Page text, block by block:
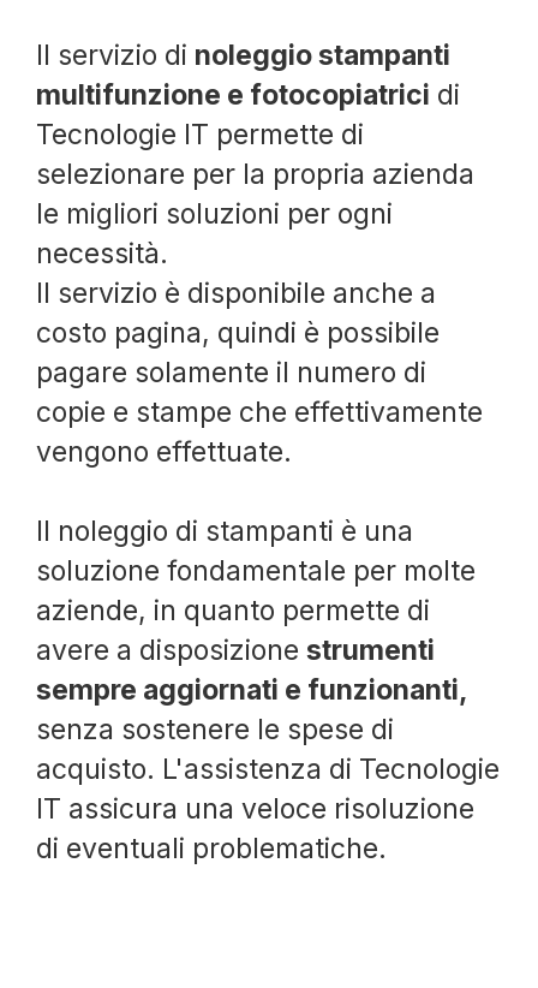
Il servizio di noleggio stampanti
multifunzione e fotocopiatrici di
Tecnologie IT permette di
selezionare per la propria azienda
le migliori soluzioni per ogni
necessità.
Il servizio è disponibile anche a
costo pagina, quindi è possibile
pagare solamente il numero di
copie e stampe che effettivamente
vengono effettuate.
Il noleggio di stampanti è una
soluzione fondamentale per molte
aziende, in quanto permette di
avere a disposizione strumenti
sempre aggiornati e funzionanti,
senza sostenere le spese di
acquisto. L'assistenza di Tecnologie
IT assicura una veloce risoluzione
di eventuali problematiche.